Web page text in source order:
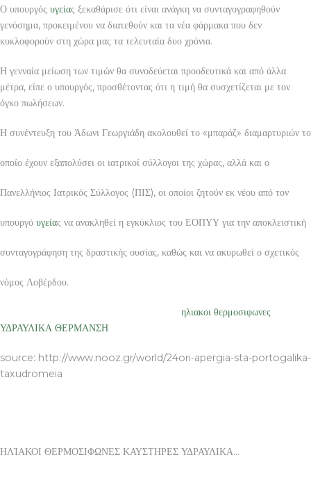
Ο υπουργός υγείας ξεκαθάρισε ότι είναι ανάγκη να συνταγογραφηθούν
γενόσημα, προκειμένου να διατεθούν και τα νέα φάρμακα που δεν
κυκλοφορούν στη χώρα μας τα τελευταία δυο χρόνια.
Η γενναία μείωση των τιμών θα συνοδεύεται προοδευτικά και από άλλα
μέτρα, είπε ο υπουργός, προσθέτοντας ότι η τιμή θα συσχετίζεται με τον
όγκο πωλήσεων.
Η συνέντευξη του Άδωνι Γεωργιάδη ακολουθεί το «μπαράζ» διαμαρτυριών το
οποίο έχουν εξαπολύσει οι ιατρικοί σύλλογοι της χώρας, αλλά και ο
Πανελλήνιος Ιατρικός Σύλλογος (ΠΙΣ), οι οποίοι ζητούν εκ νέου από τον
υπουργό υγείας να ανακληθεί η εγκύκλιος του ΕΟΠΥΥ για την αποκλειστική
συνταγογράφηση της δραστικής ουσίας, καθώς και να ακυρωθεί ο σχετικός
νόμος Λοβέρδου.
ηλιακοι θερμοσιφωνες
ΥΔΡΑΥΛΙΚΑ ΘΕΡΜΑΝΣΗ
source: http://www.nooz.gr/world/24ori-apergia-sta-portogalika-
taxudromeia
ΗΛΊΑΚΟΙ ΘΕΡΜΟΣΙΦΩΝΕΣ ΚΑΥΣΤΗΡΕΣ ΥΔΡΑΥΛΙΚΑ…